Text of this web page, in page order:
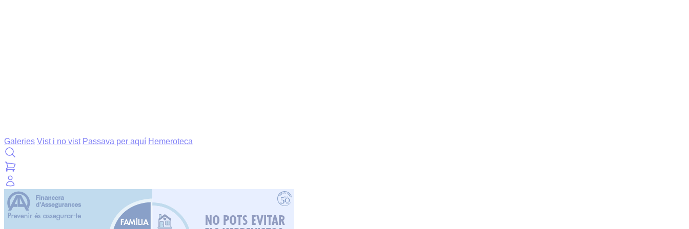
Galeries Vist i no vist Passava per aquí Hemeroteca